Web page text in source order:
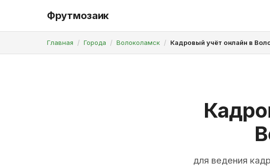
Фрутмозаик
Главная Города Волоколамск Кадровый учёт онлайн в
для ведения